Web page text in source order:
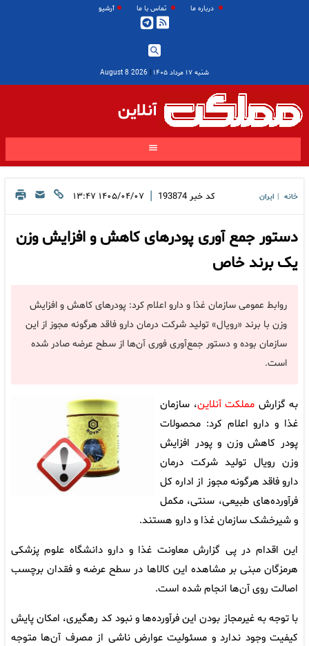
درباره ما تماس با ما آرشیو
شنبه ۱۷ مرداد ۱۴۰۵ |
2026 August 8
آنلاین
خانه ایران کد خبر 193874
| ۱۴۰۵/۰۴/۰۷ ۱۳:۴۷
دستور جمع آوری پودرهای کاهش و افزایش وزن
یک برند خاص
روابط عمومی سازمان غذا و دارو اعلام کرد: پودرهای کاهش و افزایش
وزن با برند «رویال» تولید شرکت درمان دارو فاقد هرگونه مجوز از این
سازمان بوده و دستور جمع‌آوری فوری آن‌ها از سطح عرضه صادر شده
است.
به گزارش مملکت آنلاین، سازمان
غذا و دارو اعلام کرد: محصولات
پودر کاهش وزن و پودر افزایش
وزن رویال تولید شرکت درمان
دارو فاقد هرگونه مجوز از اداره کل
فرآورده‌های طبیعی، سنتی، مکمل
و شیرخشک سازمان غذا و دارو هستند.
این اقدام در پی گزارش معاونت غذا و دارو دانشگاه علوم پزشکی
هرمزگان مبنی بر مشاهده این کالاها در سطح عرضه و فقدان برچسب
اصالت روی آن‌ها انجام شده است.
با توجه به غیرمجاز بودن این فرآورده‌ها و نبود کد رهگیری، امکان پایش
کیفیت وجود ندارد و مسئولیت عوارض ناشی از مصرف آن‌ها متوجه